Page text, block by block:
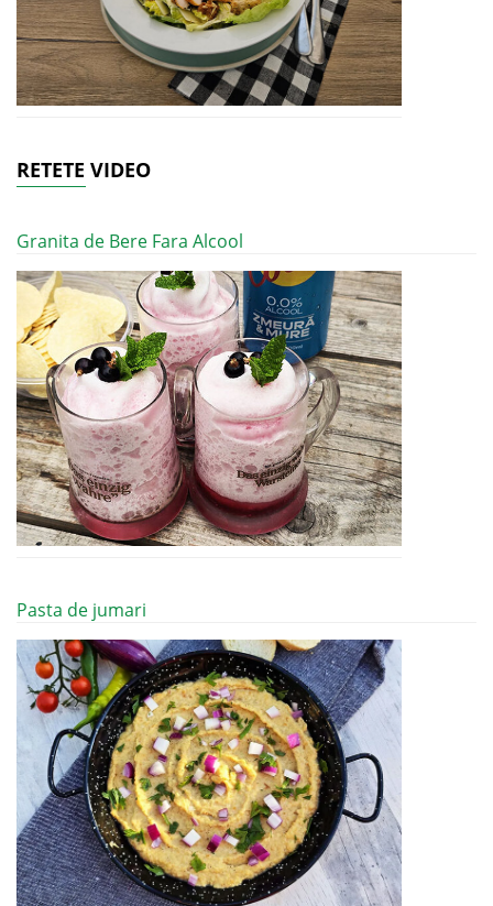
RETETE VIDEO
Granita de Bere Fara Alcool
Pasta de jumari